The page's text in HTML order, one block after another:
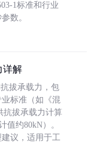
1标准和行业
数。
详解
拔承载力，包
标准（如《混
抗拔承载力计算
值约80kN）。
议，适用于工